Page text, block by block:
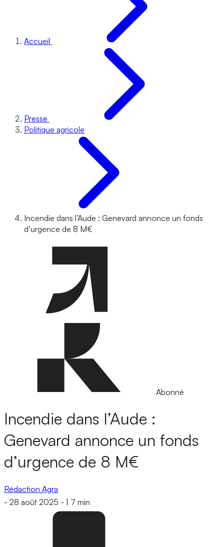
Accueil
Presse
Politique agricole
Incendie dans l’Aude : Genevard annonce un fonds
d’urgence de 8 M€
Abonné
Incendie dans l’Aude :
Genevard annonce un fonds
d’urgence de 8 M€
Rédaction Agra
- 28 août 2025 - 7 min